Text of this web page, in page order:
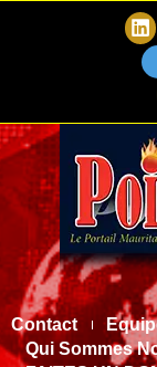
Contact
Qui Sommes